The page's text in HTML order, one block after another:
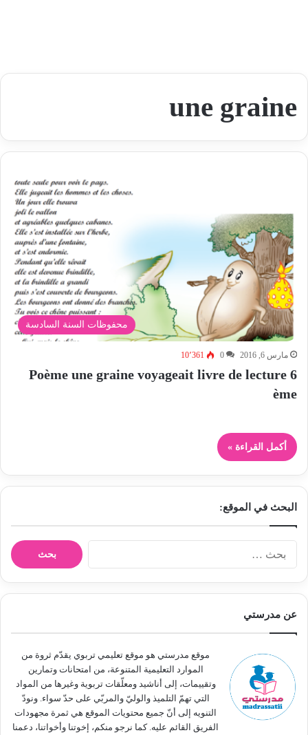
une graine
محفوظات السنة السادسة
مارس 6, 2016 0 10٬361
Poème une graine voyageait livre de lecture 6
ème
أكمل القراءة »
البحث في الموقع:
ن
عن مدرستي
موقع مدرستي هو موقع تعليمي تربوي يقدّم ثروة من
الموارد التعليمية المتنوعة، من امتحانات وتمارين
وتقييمات، إلى أناشيد ومعلّقات تربوية وغيرها من المواد
التي تهمّ التلميذ والوليّ والمربّي على حدّ سواء. ونودّ
التنويه إلى أنّ جميع محتويات الموقع هي ثمرة مجهودات
الفريق القائم عليه. كما نرجو منكم، إخوتنا وأخواتنا، دعمنا